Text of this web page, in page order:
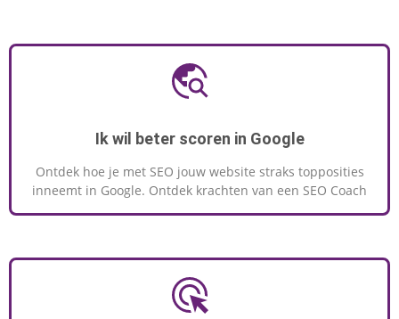
Ik wil beter scoren in Google
Ontdek hoe je met SEO jouw website straks topposities
inneemt in Google. Ontdek krachten van een SEO Coach